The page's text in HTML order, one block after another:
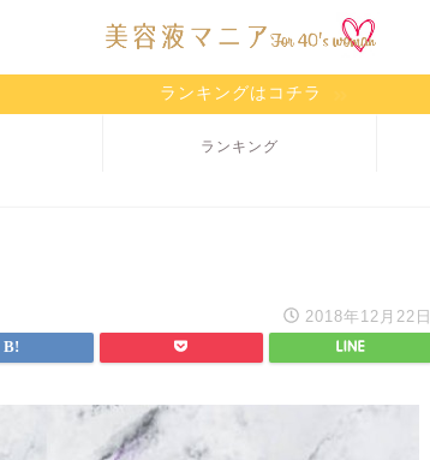
ランキングはコチラ
ランキング
2018年12月22日